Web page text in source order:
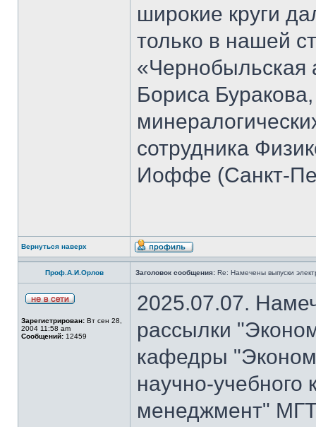
широкие круги
только в нашей
«Чернобыльская
Бориса
сотрудника
Иоффе (Санкт-
Вернуться наверх
Проф.А.И.Орлов Заголовок сообщения: Re: Намечены выпуски
Зарегистрирован: Вт сен 28,
2004 11:58 am
Сообщений: 12459
2025.07.07.
рассылки
кафедры
научно-
менеджмент"